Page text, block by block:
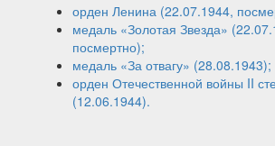
орден Ленина (22.07.1944,
медаль «Золотая Звезда»
посмертно);
медаль «За отвагу» (28.08.1943);
орден Отечественной войны II
(12.06.1944).